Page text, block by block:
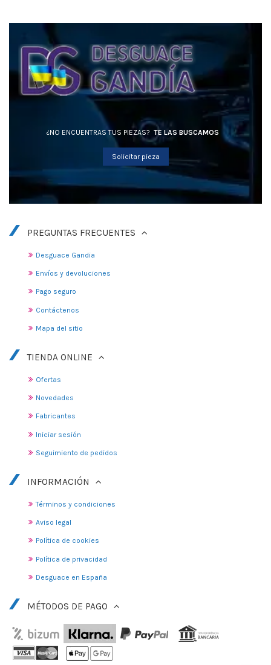
¿NO ENCUENTRAS TUS PIEZAS? TE LAS BUSCAMOS
Solicitar pieza
PREGUNTAS FRECUENTES
Desguace Gandia
Envíos y devoluciones
Pago seguro
Contáctenos
Mapa del sitio
TIENDA ONLINE
Ofertas
Novedades
Fabricantes
Iniciar sesión
Seguimiento de pedidos
INFORMACIÓN
Términos y condiciones
Aviso legal
Política de cookies
Política de privacidad
Desguace en España
MÉTODOS DE PAGO